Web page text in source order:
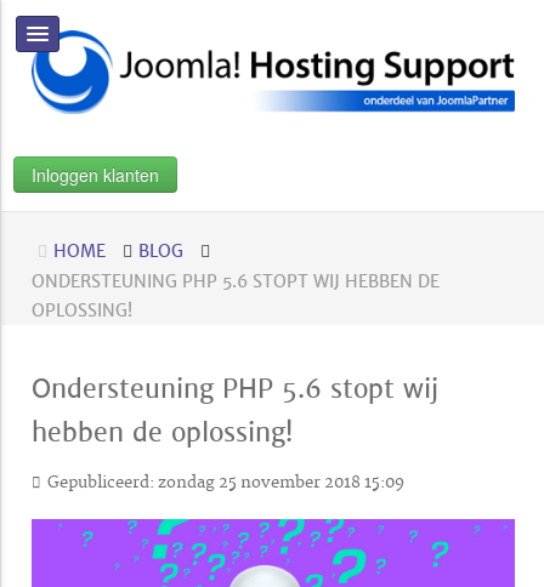
Inloggen klanten
HOME
BLOG
ONDERSTEUNING PHP 5.6 STOPT WIJ HEBBEN DE
OPLOSSING!
Ondersteuning PHP 5.6 stopt wij
hebben de oplossing!
Gepubliceerd: zondag 25 november 2018 15:09